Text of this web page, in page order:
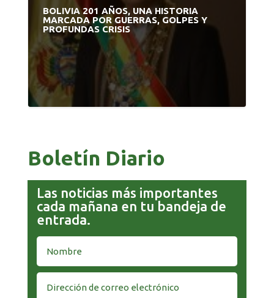
BOLIVIA 201 AÑOS, UNA HISTORIA
MARCADA POR GUERRAS, GOLPES Y
PROFUNDAS CRISIS
Boletín Diario
Las noticias más importantes
cada mañana en tu bandeja de
entrada.